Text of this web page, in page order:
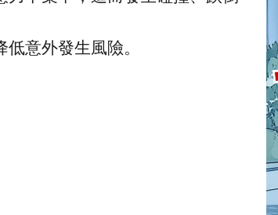
意外發生風險。